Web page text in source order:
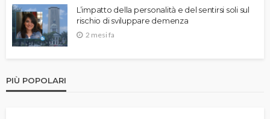
L’impatto della personalità e del sentirsi soli sul
rischio di sviluppare demenza
2 mesi fa
PIÙ POPOLARI